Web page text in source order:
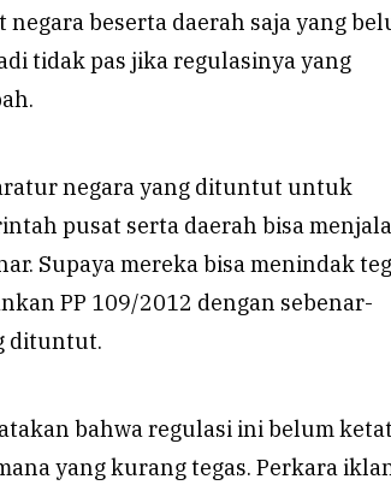
beserta daerah saja yang
tidak pas jika regulasinya yang
negara yang dituntut untuk
pusat serta daerah bisa
Supaya mereka bisa menindak
PP 109/2012 dengan sebenar-
dituntut.
bahwa regulasi ini belum
yang kurang tegas. Perkara